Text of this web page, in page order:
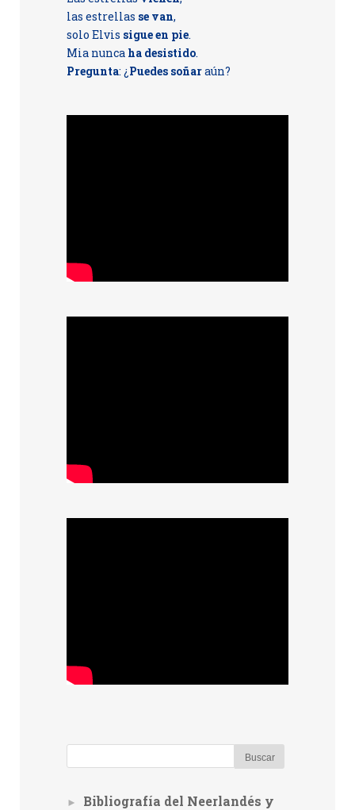
las estrellas se van,
solo Elvis sigue en pie.
Mia nuncaha desistido.
Pregunta: ¿ Puedes soñaraún?
►
Bibliografía del Neerlandés y